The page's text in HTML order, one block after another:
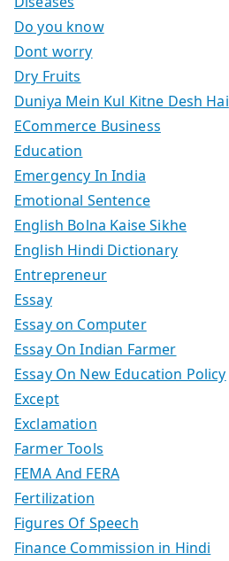
Do you know
Dont worry
Dry Fruits
Duniya Mein Kul Kitne Desh Hai
ECommerce Business
Education
Emergency In India
Emotional Sentence
English Bolna Kaise Sikhe
English Hindi Dictionary
Entrepreneur
Essay
Essay on Computer
Essay On Indian Farmer
Essay On New Education Policy
Except
Exclamation
Farmer Tools
FEMA And FERA
Fertilization
Figures Of Speech
Finance Commission in Hindi